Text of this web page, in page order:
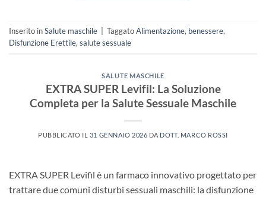
Inserito inSalute maschile TaggatoAlimentazione, benessere,
Disfunzione Erettile, salute sessuale
SALUTE MASCHILE
EXTRA SUPER Levifil: La Soluzione
Completa per la Salute Sessuale Maschile​
PUBBLICATO IL 31 GENNAIO 2026 DA DOTT. MARCO ROSSI
EXTRA SUPER Levifil è un farmaco innovativo progettato per
trattare due comuni disturbi sessuali maschili: la disfunzione